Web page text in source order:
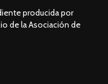
producida por
de la Asociación de